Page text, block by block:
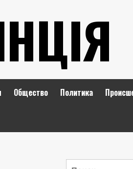
Общество Политика